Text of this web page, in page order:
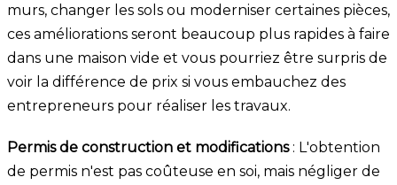
murs, changer les sols ou moderniser certaines pièces,
ces améliorations seront beaucoup plus rapides à faire
dans une maison vide et vous pourriez être surpris de
voir la différence de prix si vous embauchez des
entrepreneurs pour réaliser les travaux.
Permis de construction et modifications: L'obtention
de permis n'est pas coûteuse en soi, mais négliger de